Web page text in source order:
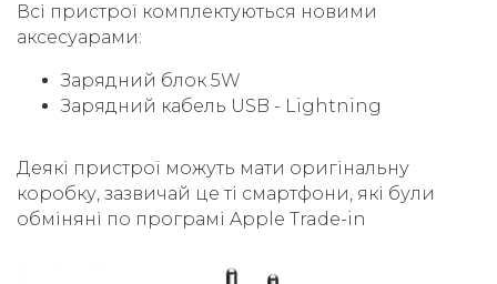
Всі пристрої комплектуються новими
аксесуарами:
Зарядний блок 5W
Зарядний кабель USB - Lightning
Деякі пристрої можуть мати оригінальну
коробку, зазвичай це ті смартфони, які були
обміняні по програмі Apple Trade-in